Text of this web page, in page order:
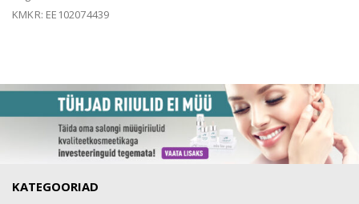
KMKR: EE102074439
KATEGOORIAD